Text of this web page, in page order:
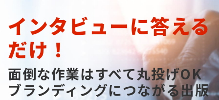
インタビューに答える
だけ！
面倒な作業はすべて丸投げOK
ブランディングにつながる出版